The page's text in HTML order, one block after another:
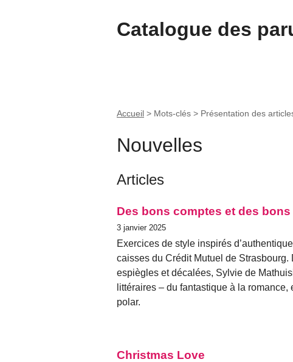
Catalogue des
Accueil > Mots-clés > Présentation des
Nouvelles
Articles
Des bons comptes et des bons
3 janvier 2025
Exercices de style inspirés
caisses du Crédit Mutuel de
espiègles et décalées, Sylvie de
littéraires – du fantastique à la
polar.
Christmas Love